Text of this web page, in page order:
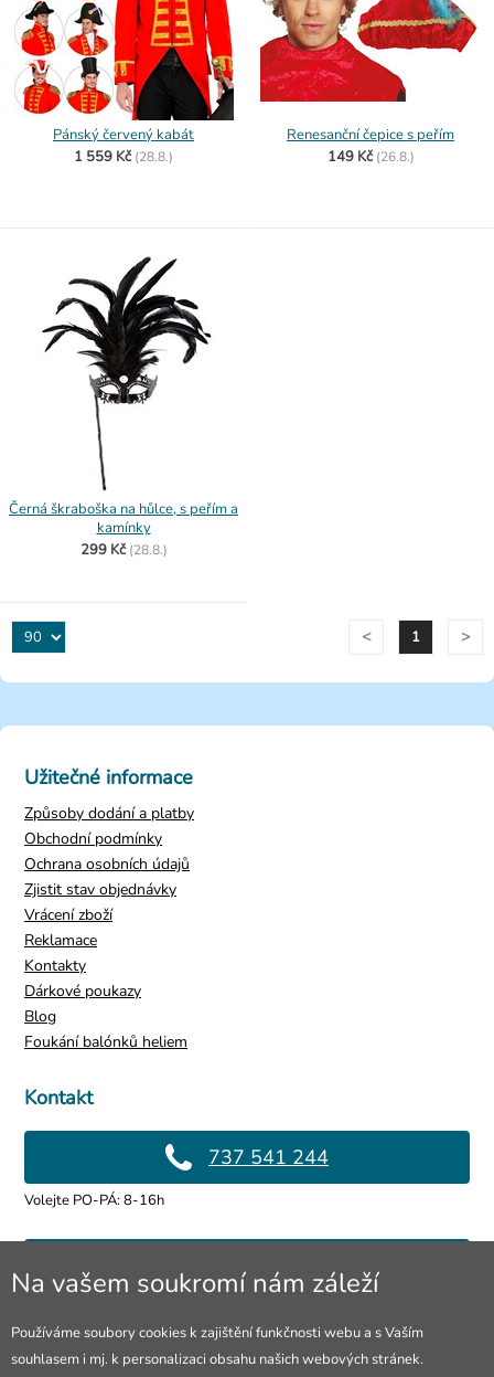
Pánský červený kabát
1 559 Kč (28.8.)
Renesanční čepice s peřím
149 Kč (26.8.)
Černá škraboška na hůlce, s peřím a
kamínky
299 Kč (28.8.)
< 1 >
Kontakt
737 541 244
Volejte PO-PÁ: 8-16h
info@4lol.cz
Prodejna Ostrava
Užitečné informace
Způsoby dodání a platby
Obchodní podmínky
Ochrana osobních údajů
Zjistit stav objednávky
Vrácení zboží
Reklamace
Kontakty
Dárkové poukazy
Blog
Foukání balónků heliem
Na vašem soukromí nám záleží
Používáme soubory cookies k zajištění funkčnosti webu a s Vaším
souhlasem i mj. k personalizaci obsahu našich webových stránek.